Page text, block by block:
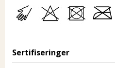
Sertifiseringer